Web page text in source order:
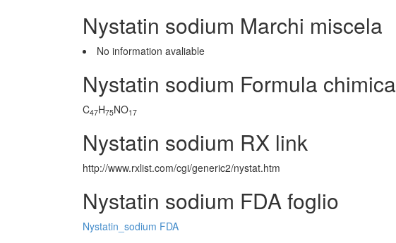
Nystatin sodium Marchi miscela
No information avaliable
Nystatin sodium Formula chimica
C47H75NO17
Nystatin sodium RX link
http://www.rxlist.com/cgi/generic2/nystat.htm
Nystatin sodium FDA foglio
Nystatin_sodium FDA